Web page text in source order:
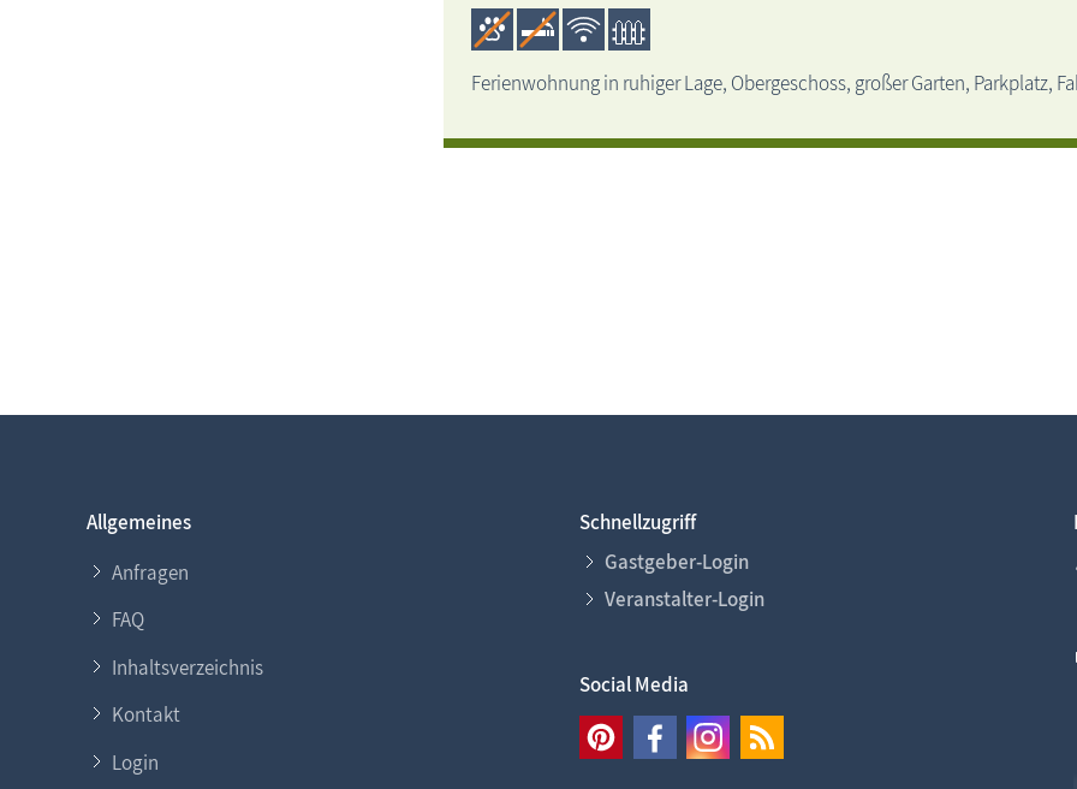
Ferienwohnung in ruhiger Lage, Obergeschoss, großer Garten, Parkplatz,
Allgemeines
Anfragen
FAQ
Inhaltsverzeichnis
Kontakt
Login
Schnellzugriff
Gastgeber-Login
Veranstalter-Login
Social Media